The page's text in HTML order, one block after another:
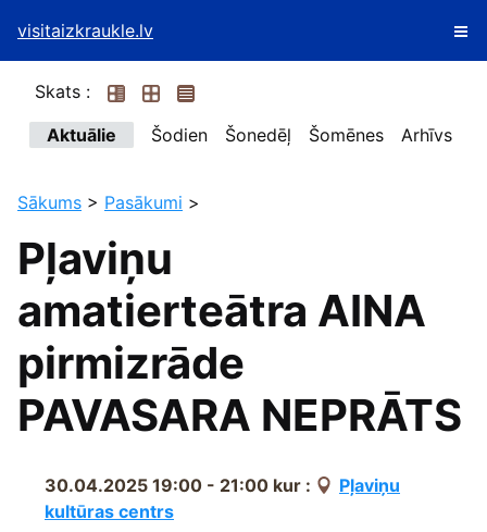
visitaizkraukle.lv
Skats :
Aktuālie
Šodien Šonedēļ Šomēnes Arhīvs
Sākums > Pasākumi >
Pļaviņu
amatierteātra AINA
pirmizrāde
PAVASARA NEPRĀTS
30.04.2025 19:00 - 21:00 kur :
Pļaviņu
kultūras centrs